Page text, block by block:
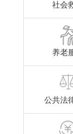
社会
养老
公共法